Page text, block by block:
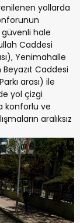
yollarda
güvenli hale
Caddesi
Yenimahalle
Caddesi
arası) ile
yol çizgi
konforlu ve
aralıksız